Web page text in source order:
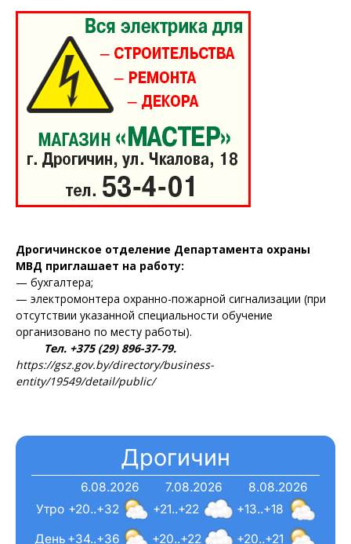
Дрогичинское отделение Департамента охраны
МВД приглашает на работу:
— бухгалтера;
— электромонтера охранно-пожарной сигнализации (при
отсутствии указанной специальности обучение
организовано по месту работы).
Тел. +375 (29) 896-37-79.
https://gsz.gov.by/directory/business-
entity/19549/detail/public/
Дрогичин
6.08.2026
+20..+32
+34..+36
7.08.2026
+21..+22
+20..+22
8.08.2026
+13..+18
+20..+21
День
Утро